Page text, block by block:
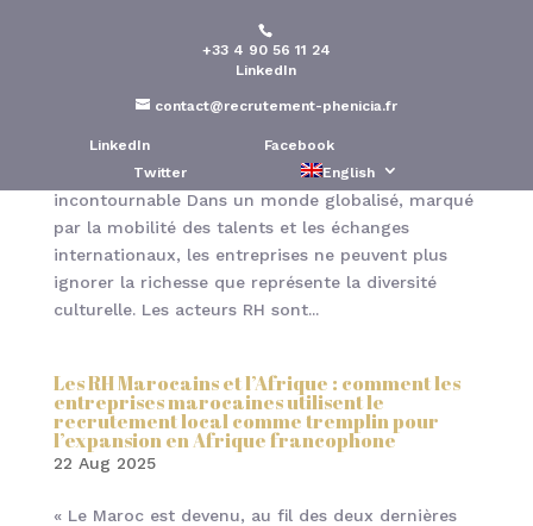
+33 4 90 56 11 24
LinkedIn
contact@recrutement-phenicia.fr
LinkedIn
Facebook
Twitter
English
Les acteurs RH doivent aimer la différence
culturelle
« La diversité culturelle : un levier stratégique
incontournable Dans un monde globalisé, marqué
par la mobilité des talents et les échanges
internationaux, les entreprises ne peuvent plus
ignorer la richesse que représente la diversité
culturelle. Les acteurs RH sont...
Les RH Marocains et l’Afrique : comment les
entreprises marocaines utilisent le
recrutement local comme tremplin pour
l’expansion en Afrique francophone
22 Aug 2025
« Le Maroc est devenu, au fil des deux dernières